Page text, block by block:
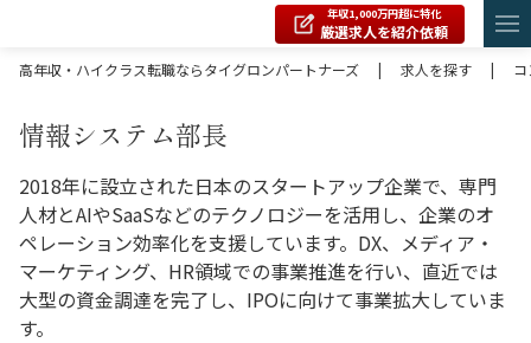
年収1,000万円超に特化
厳選求人を紹介依頼
高年収・ハイクラス転職ならタイグロンパートナーズ
| 求人を探す |
情報システム部長
2018年に設立された日本のスタートアップ企業で、専門
人材とAIやSaaSなどのテクノロジーを活用し、企業のオ
ペレーション効率化を支援しています。DX、メディア・
マーケティング、HR領域での事業推進を行い、直近では
大型の資金調達を完了し、IPOに向けて事業拡大していま
す。